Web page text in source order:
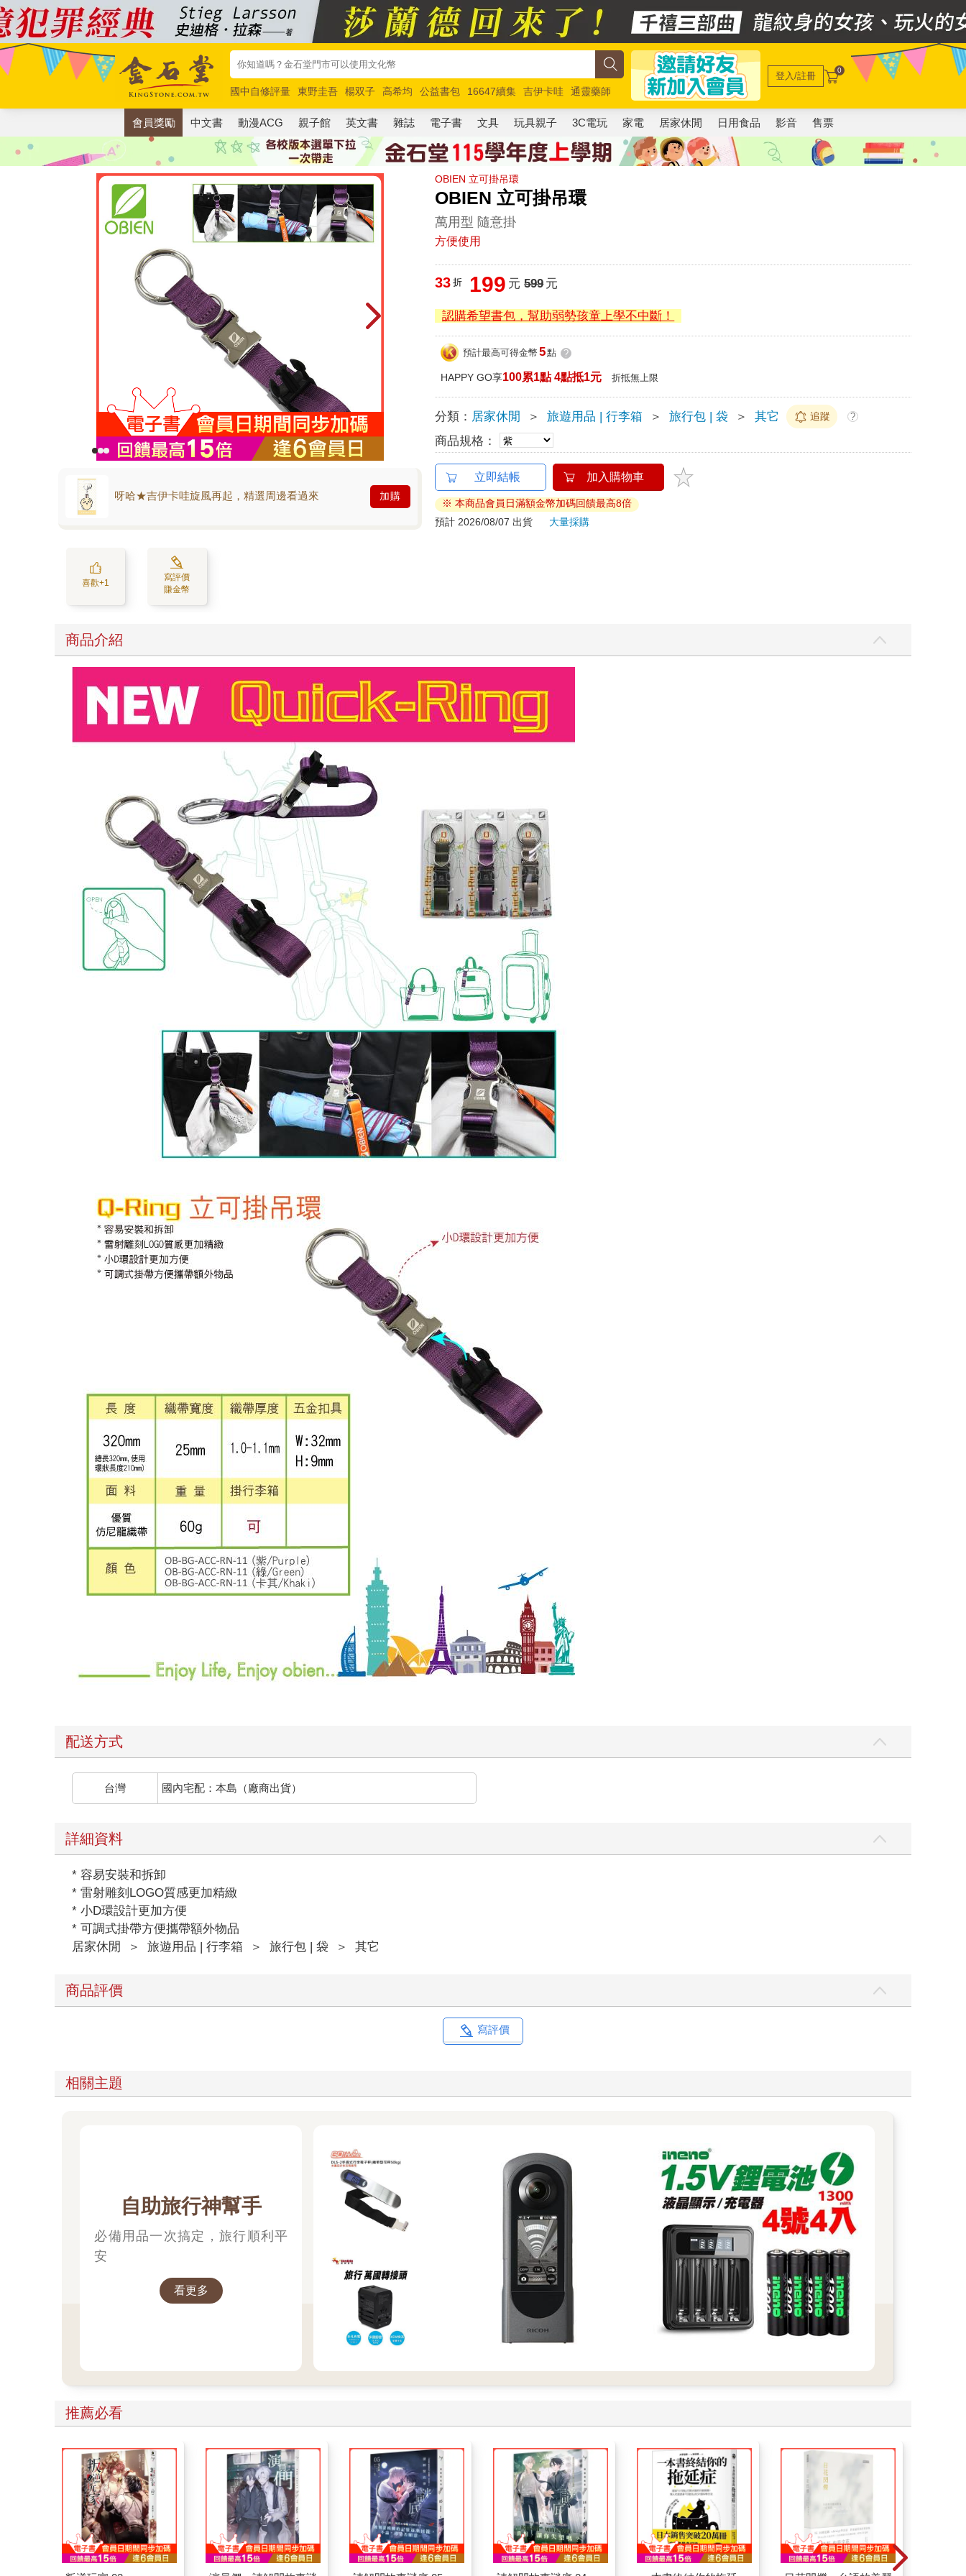
國中自修評量 東野圭吾 楊双子 高希均 公益書包 16647續集 吉伊卡哇
通靈藥師
唯紅花綻放
奧德賽 路邊攤新作 馬斯克 玩具總動員5 超慢跑
登入/註冊 0
會員獎勵 中文書 動漫ACG 親子館 英文書 雜誌 電子書 文具 玩具親子 3C電玩 家電 居家休閒 日用食品 影音 售票
OBIEN 立可掛吊環
OBIEN 立可掛吊環
萬用型 隨意掛
方便使用
呀哈★吉伊卡哇旋風再起，精選周邊看過來 加購
喜歡+1
寫評價
賺金幣
33 折 199 元 599元
認購希望書包，幫助弱勢孩童上學不中斷！
預計最高可得金幣 5點 ?
HAPPY GO享100累1點 4點抵1元 折抵無上限
分類： 居家休閒 ＞ 旅遊用品 | 行李箱 ＞ 旅行包 | 袋 ＞ 其它 追蹤 ?
商品規格：
立即結帳 加入購物車
※ 本商品會員日滿額金幣加碼回饋最高8倍
預計 2026/08/07 出貨
大量採購
商品介紹
配送方式
台灣 國內宅配：本島（廠商出貨）
詳細資料
* 容易安裝和拆卸
* 雷射雕刻LOGO質感更加精緻
* 小D環設計更加方便
* 可調式掛帶方便攜帶額外物品
居家休閒
＞ 旅遊用品 | 行李箱 ＞ 旅行包 | 袋 ＞ 其它
商品評價
寫評價
相關主題
自助旅行神幫手
必備用品一次搞定，旅行順利平
安
看更多
推薦必看